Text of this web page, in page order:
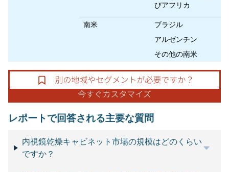
びアフリカ
南米
ブラジル
アルゼンチン
その他の南米
レポートで回答される主要な質問
内視鏡乾燥キャビネット市場の規模はどのくらい
ですか？